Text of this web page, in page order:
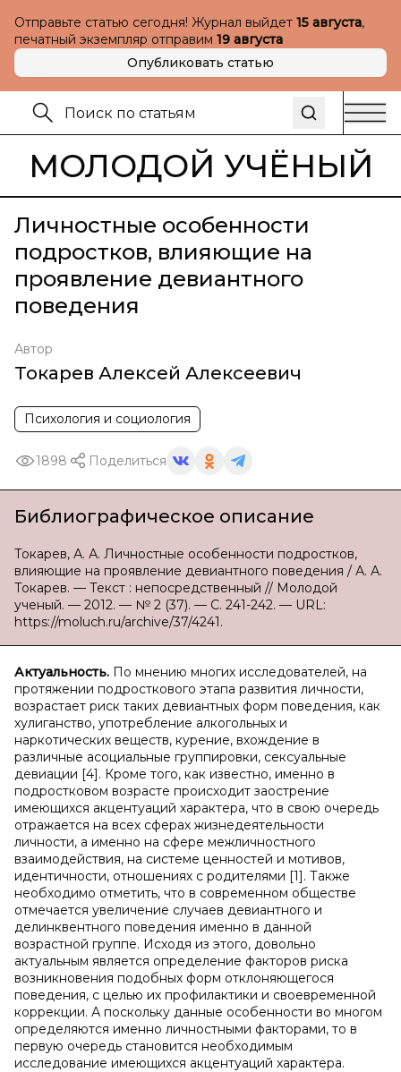
Отправьте статью сегодня! Журнал выйдет 15 августа,
печатный экземпляр отправим 19 августа
Опубликовать статью
МОЛОДОЙ УЧЁНЫЙ
Личностные особенности
подростков, влияющие на
проявление девиантного
поведения
Автор
Токарев Алексей Алексеевич
Психология и социология
1898 Поделиться
Библиографическое описание
Токарев, А. А. Личностные особенности подростков,
влияющие на проявление девиантного поведения / А. А.
Токарев. — Текст : непосредственный // Молодой
ученый. — 2012. — № 2 (37). — С. 241-242. — URL:
https://moluch.ru/archive/37/4241.
Актуальность. По мнению многих исследователей, на
протяжении подросткового этапа развития личности,
возрастает риск таких девиантных форм поведения, как
хулиганство, употребление алкогольных и
наркотических веществ, курение, вхождение в
различные асоциальные группировки, сексуальные
девиации [4]. Кроме того, как известно, именно в
подростковом возрасте происходит заострение
имеющихся акцентуаций характера, что в свою очередь
отражается на всех сферах жизнедеятельности
личности, а именно на сфере межличностного
взаимодействия, на системе ценностей и мотивов,
идентичности, отношениях с родителями [1]. Также
необходимо отметить, что в современном обществе
отмечается увеличение случаев девиантного и
делинквентного поведения именно в данной
возрастной группе. Исходя из этого, довольно
актуальным является определение факторов риска
возникновения подобных форм отклоняющегося
поведения, с целью их профилактики и своевременной
коррекции. А поскольку данные особенности во многом
определяются именно личностными факторами, то в
первую очередь становится необходимым
исследование имеющихся акцентуаций характера.